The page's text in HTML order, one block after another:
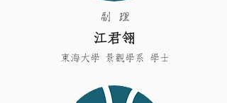
副 理
江君翎
東海大學 景觀學系 學士